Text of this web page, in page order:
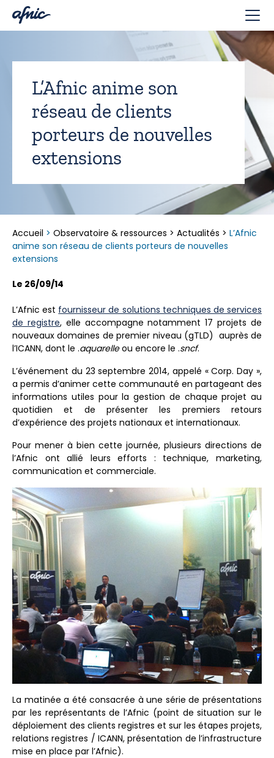
L’Afnic anime son
réseau de clients
porteurs de nouvelles
extensions
Accueil > Observatoire & ressources > Actualités > L’Afnic
anime son réseau de clients porteurs de nouvelles
extensions
Le 26/09/14
L’Afnic est fournisseur de solutions techniques de services
de registre, elle accompagne notamment 17 projets de
nouveaux domaines de premier niveau (gTLD) auprès de
l’ICANN, dont le .aquarelleou encore le .sncf.
L’événement du 23 septembre 2014, appelé « Corp. Day »,
a permis d’animer cette communauté en partageant des
informations utiles pour la gestion de chaque projet au
quotidien et de présenter les premiers retours
d’expérience des projets nationaux et internationaux.
Pour mener à bien cette journée, plusieurs directions de
l’Afnic ont allié leurs efforts : technique, marketing,
communication et commerciale.
La matinée a été consacrée à une série de présentations
par les représentants de l’Afnic (point de situation sur le
déploiement des clients registres et sur les étapes projets,
relations registres / ICANN, présentation de l’infrastructure
mise en place par l’Afnic).
Panneau de gestion des cookies